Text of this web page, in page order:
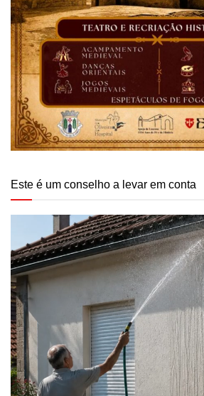
Este é um conselho a levar em conta